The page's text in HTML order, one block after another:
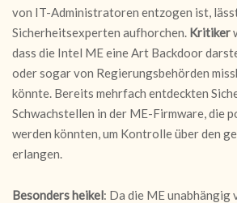
von IT-Administratoren entzogen ist,
Sicherheitsexperten aufhorchen. Kritiker
dass die Intel ME eine Art Backdoor
oder sogar von Regierungsbehörden
könnte. Bereits mehrfach entdeckten
Schwachstellen in der ME-Firmware, die
werden könnten, um Kontrolle über den
erlangen.
Besonders heikel: Da die ME